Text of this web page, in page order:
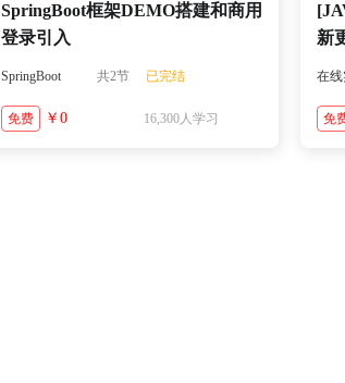
SpringBoot框架DEMO搭建和商用
登录引入
SpringBoot 共2节 已完结
免费 ￥0 16,300人学习
新
在线
免